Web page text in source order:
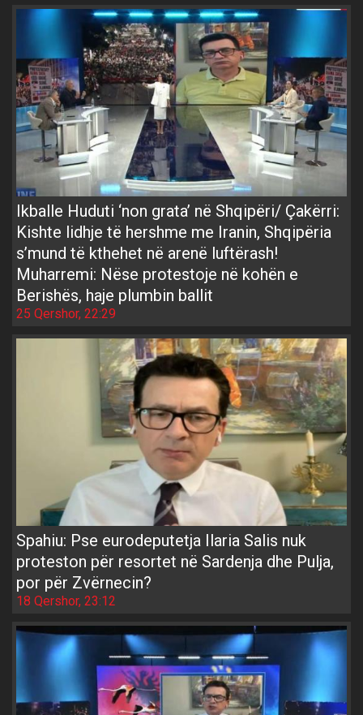
Ikballe Huduti ‘non grata’ në Shqipëri/ Çakërri:
Kishte lidhje të hershme me Iranin, Shqipëria
s’mund të kthehet në arenë luftërash!
Muharremi: Nëse protestoje në kohën e
Berishës, haje plumbin ballit
25 Qershor, 22:29
Spahiu: Pse eurodeputetja Ilaria Salis nuk
proteston për resortet në Sardenja dhe Pulja,
por për Zvërnecin?
18 Qershor, 23:12